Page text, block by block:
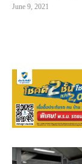
June 9, 2021